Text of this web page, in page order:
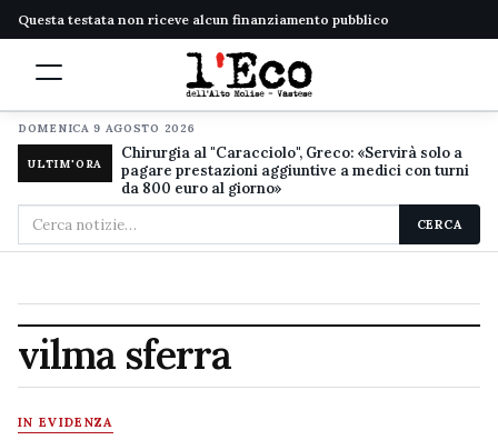
Questa testata non riceve alcun finanziamento pubblico
DOMENICA 9 AGOSTO 2026
ULTIM'ORA
Chirurgia al "Caracciolo", Greco: «Servirà solo a
pagare prestazioni aggiuntive a medici con turni
da 800 euro al giorno»
Cerca
nel
CERCA
vilma sferra
IN EVIDENZA